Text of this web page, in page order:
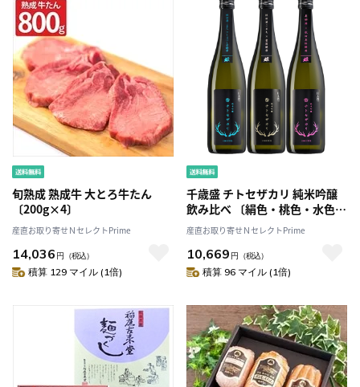
旬熟成 熟成牛 大とろ牛たん
〔200g×4〕
産直お取り寄せＮセレクトPrime
14,036 円 （税込）
積算 129 マイル (1倍)
千歳盛 チトセザカリ 純米吟醸
飲み比べ 〔絹色・桃色・水色
各720ml〕［沖縄県・離島 配送
不可］
産直お取り寄せＮセレクトPrime
10,669 円 （税込）
積算 96 マイル (1倍)